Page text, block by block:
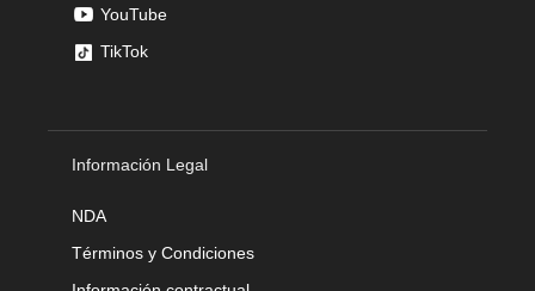
YouTube
TikTok
Información Legal
NDA
Términos y Condiciones